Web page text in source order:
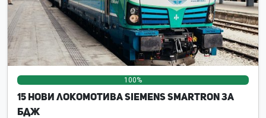
100%
15 нови локомотива Siemens Smartron за
БДЖ